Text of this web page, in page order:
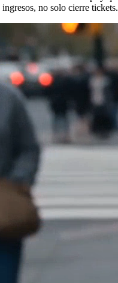
ingresos, no solo cierre tickets.